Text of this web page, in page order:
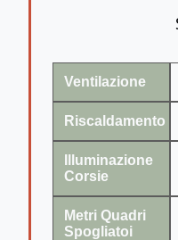
Ventilazione
Riscaldamento
Illuminazione
Corsie
Metri Quadri
Spogliatoi